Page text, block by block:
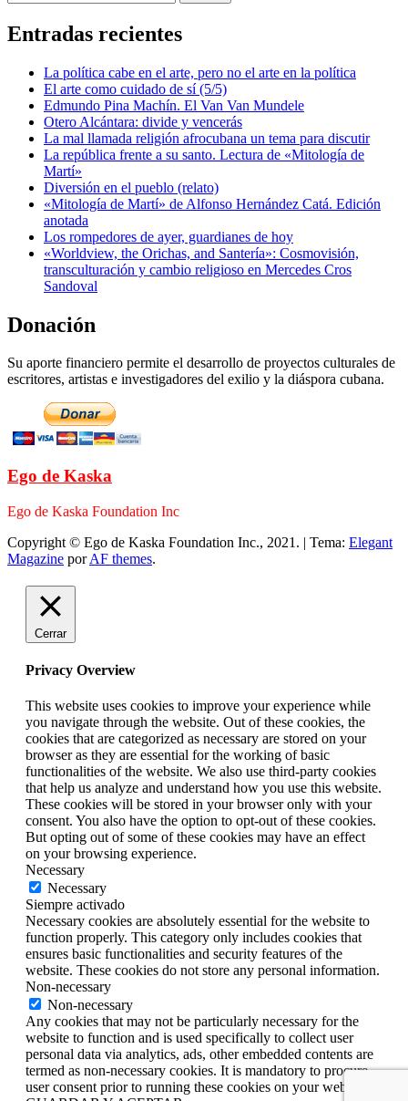
Entradas recientes
La política cabe en el arte, pero no el arte en la política
El arte como cuidado de sí (5/5)
Edmundo Pina Machín. El Van Van Mundele
Otero Alcántara: divide y vencerás
La mal llamada religión afrocubana un tema para discutir
La república frente a su santo. Lectura de «Mitología de
Martí»
Diversión en el pueblo (relato)
«Mitología de Martí» de Alfonso Hernández Catá. Edición
anotada
Los rompedores de ayer, guardianes de hoy
«Worldview, the Orichas, and Santería»: Cosmovisión,
transculturación y cambio religioso en Mercedes Cros
Sandoval
Donación
Su aporte financiero permite el desarrollo de proyectos culturales de
escritores, artistas e investigadores del exilio y la diáspora cubana.
Ego de Kaska
Ego de Kaska Foundation Inc
Copyright © Ego de Kaska Foundation Inc., 2021. | Tema: Elegant
Magazine porAF themes.
Cerrar
Privacy Overview
This website uses cookies to improve your experience while
you navigate through the website. Out of these cookies, the
cookies that are categorized as necessary are stored on your
browser as they are essential for the working of basic
functionalities of the website. We also use third-party cookies
that help us analyze and understand how you use this website.
These cookies will be stored in your browser only with your
consent. You also have the option to opt-out of these cookies.
But opting out of some of these cookies may have an effect
on your browsing experience.
Necessary
Necessary
Siempre activado
Necessary cookies are absolutely essential for the website to
function properly. This category only includes cookies that
ensures basic functionalities and security features of the
website. These cookies do not store any personal information.
Non-necessary
Non-necessary
Any cookies that may not be particularly necessary for the
website to function and is used specifically to collect user
personal data via analytics, ads, other embedded contents are
termed as non-necessary cookies. It is mandatory to procure
user consent prior to running these cookies on your website.